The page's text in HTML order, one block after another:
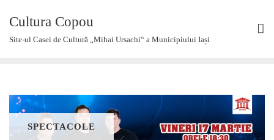
content
Cultura Copou
Site-ul Casei de Cultură „Mihai Ursachi“ a Municipiului Iași
SPECTACOLE